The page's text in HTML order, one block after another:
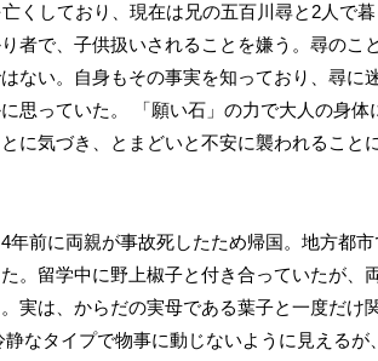
くしており、現在は兄の五百川尋と2人で
者で、子供扱いされることを嫌う。尋のこ
ない。自身もその事実を知っており、尋に
思っていた。 「願い石」の力で大人の身体
に気づき、とまどいと不安に襲われることに
前に両親が事故死したため帰国。地方都
。留学中に野上椒子と付き合っていたが、
実は、からだの実母である葉子と一度だけ
なタイプで物事に動じないように見える